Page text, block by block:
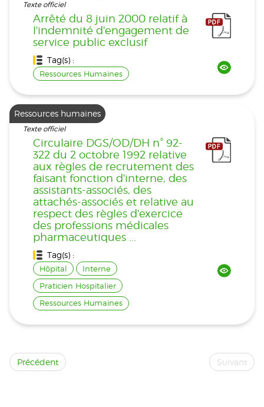
Texte officiel
Arrêté du 8 juin 2000 relatif à
l'indemnité d'engagement de
service public exclusif
Tag(s) :
Ressources Humaines
Ressources humaines
Texte officiel
Circulaire DGS/OD/DH n° 92-
322 du 2 octobre 1992 relative
aux règles de recrutement des
faisant fonction d'interne, des
assistants-associés, des
attachés-associés et relative au
respect des règles d'exercice
des professions médicales
pharmaceutiques ...
Tag(s) :
Hôpital
Interne
Praticien Hospitalier
Ressources Humaines
Précédent Suivant